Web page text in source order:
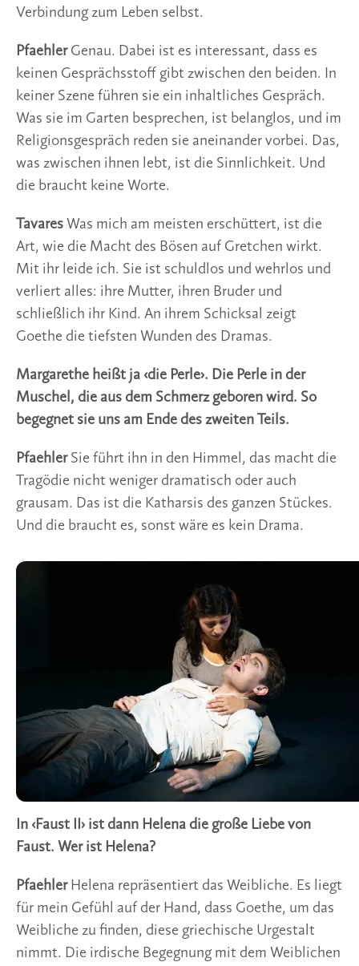
Verbindung zum Leben selbst.
Pfaehler Genau. Dabei ist es interessant, dass es
keinen Gesprächsstoff gibt zwischen den beiden. In
keiner Szene führen sie ein inhaltliches Gespräch.
Was sie im Garten besprechen, ist belanglos, und im
Religionsgespräch reden sie aneinander vorbei. Das,
was zwischen ihnen lebt, ist die Sinnlichkeit. Und
die braucht keine Worte.
Tavares Was mich am meisten erschüttert, ist die
Art, wie die Macht des Bösen auf Gretchen wirkt.
Mit ihr leide ich. Sie ist schuldlos und wehrlos und
verliert alles: ihre Mutter, ihren Bruder und
schließlich ihr Kind. An ihrem Schicksal zeigt
Goethe die tiefsten Wunden des Dramas.
Margarethe heißt ja ‹die Perle›. Die Perle in der
Muschel, die aus dem Schmerz geboren wird. So
begegnet sie uns am Ende des zweiten Teils.
Pfaehler Sie führt ihn in den Himmel, das macht die
Tragödie nicht weniger dramatisch oder auch
grausam. Das ist die Katharsis des ganzen Stückes.
Und die braucht es, sonst wäre es kein Drama.
In ‹Faust II› ist dann Helena die große Liebe von
Faust. Wer ist Helena?
Pfaehler Helena repräsentiert das Weibliche. Es liegt
für mein Gefühl auf der Hand, dass Goethe, um das
Weibliche zu finden, diese griechische Urgestalt
nimmt. Die irdische Begegnung mit dem Weiblichen